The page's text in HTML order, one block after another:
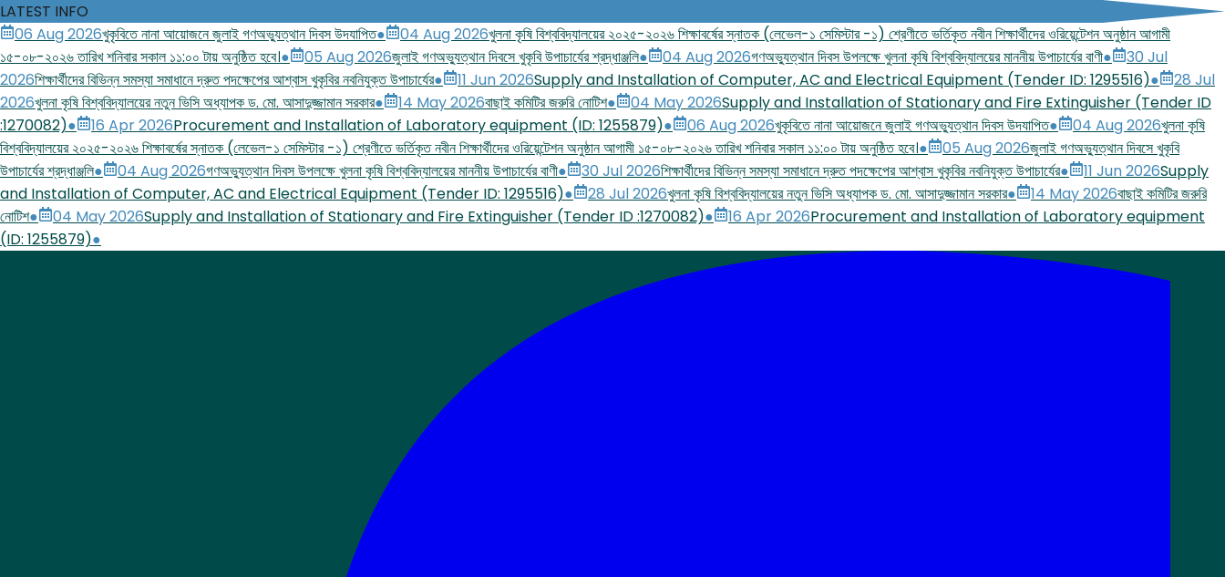
LATEST INFO
06 Aug 2026খুকৃবিতে নানা আয়োজনে জুলাই গণঅভ্যুত্থান দিবস উদযাপিত● 04 Aug 2026খুলনা কৃষি বিশ্ববিদ্যালয়ের ২০২৫-২০২৬ শিক্ষাবর্ষের স্নাতক (লেভেল-১ সেমিস্টার -১) শ্রেণীতে ভর্তিকৃত নবীন শিক্ষার্থীদের ওরিয়েন্টেশন অনুষ্ঠান আগামী
১৫-০৮-২০২৬ তারিখ শনিবার সকাল ১১:০০ টায় অনুষ্ঠিত হবে।● 05 Aug 2026জুলাই গণঅভ্যুত্থান দিবসে খুকৃবি উপাচার্যের শ্রদ্ধাঞ্জলি● 04 Aug 2026গণঅভ্যুত্থান দিবস উপলক্ষে খুলনা কৃষি বিশ্ববিদ্যালয়ের মাননীয় উপাচার্যের বাণী●
30 Jul
2026শিক্ষার্থীদের বিভিন্ন সমস্যা সমাধানে দ্রুত পদক্ষেপের আশ্বাস খুকৃবির নবনিযুক্ত উপাচার্যের● 11 Jun 2026Supply and Installation of Computer, AC and Electrical Equipment (Tender ID: 1295516)●
28 Jul
2026খুলনা কৃষি বিশ্ববিদ্যালয়ের নতুন ভিসি অধ্যাপক ড. মো. আসাদুজ্জামান সরকার● 14 May 2026বাছাই কমিটির জরুরি নোটিশ● 04 May 2026Supply and Installation of Stationary and Fire Extinguisher (Tender ID
:1270082)● 16 Apr 2026Procurement and Installation of Laboratory equipment (ID: 1255879)● 06 Aug 2026খুকৃবিতে নানা আয়োজনে জুলাই গণঅভ্যুত্থান দিবস উদযাপিত● 04 Aug 2026খুলনা কৃষি
বিশ্ববিদ্যালয়ের ২০২৫-২০২৬ শিক্ষাবর্ষের স্নাতক (লেভেল-১ সেমিস্টার -১) শ্রেণীতে ভর্তিকৃত নবীন শিক্ষার্থীদের ওরিয়েন্টেশন অনুষ্ঠান আগামী ১৫-০৮-২০২৬ তারিখ শনিবার সকাল ১১:০০ টায় অনুষ্ঠিত হবে।● 05 Aug 2026জুলাই গণঅভ্যুত্থান দিবসে খুকৃবি
উপাচার্যের শ্রদ্ধাঞ্জলি● 04 Aug 2026গণঅভ্যুত্থান দিবস উপলক্ষে খুলনা কৃষি বিশ্ববিদ্যালয়ের মাননীয় উপাচার্যের বাণী● 30 Jul 2026শিক্ষার্থীদের বিভিন্ন সমস্যা সমাধানে দ্রুত পদক্ষেপের আশ্বাস খুকৃবির নবনিযুক্ত উপাচার্যের● 11 Jun 2026Supply
and Installation of Computer, AC and Electrical Equipment (Tender ID: 1295516)● 28 Jul 2026খুলনা কৃষি বিশ্ববিদ্যালয়ের নতুন ভিসি অধ্যাপক ড. মো. আসাদুজ্জামান সরকার● 14 May 2026বাছাই কমিটির জরুরি
নোটিশ● 04 May 2026Supply and Installation of Stationary and Fire Extinguisher (Tender ID :1270082)● 16 Apr 2026Procurement and Installation of Laboratory equipment
(ID: 1255879)●